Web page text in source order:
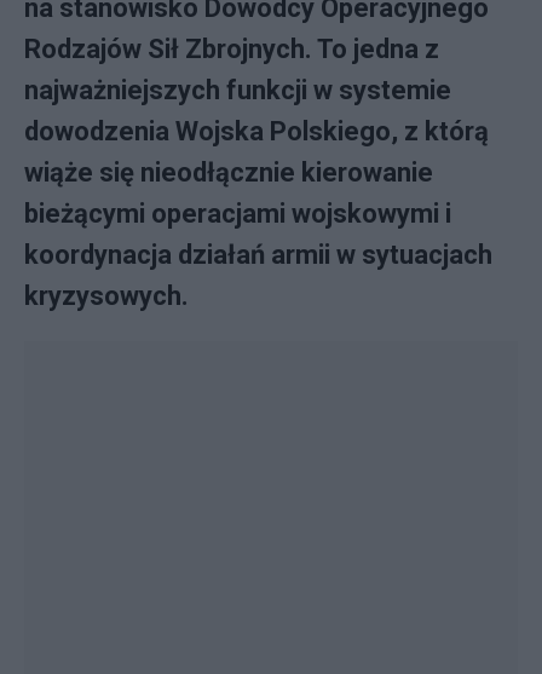
na stanowisko Dowódcy Operacyjnego
Rodzajów Sił Zbrojnych. To jedna z
najważniejszych funkcji w systemie
dowodzenia Wojska Polskiego, z którą
wiąże się nieodłącznie kierowanie
bieżącymi operacjami wojskowymi i
koordynacja działań armii w sytuacjach
kryzysowych.